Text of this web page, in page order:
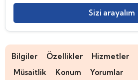
Bilgiler Özellikler Hizmetler
Müsaitlik
Konum Yorumlar
Sizi arayalım